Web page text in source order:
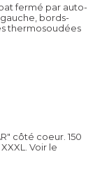
fermé par auto-
bords-
thermosoudées
côté coeur. 150
Voir le